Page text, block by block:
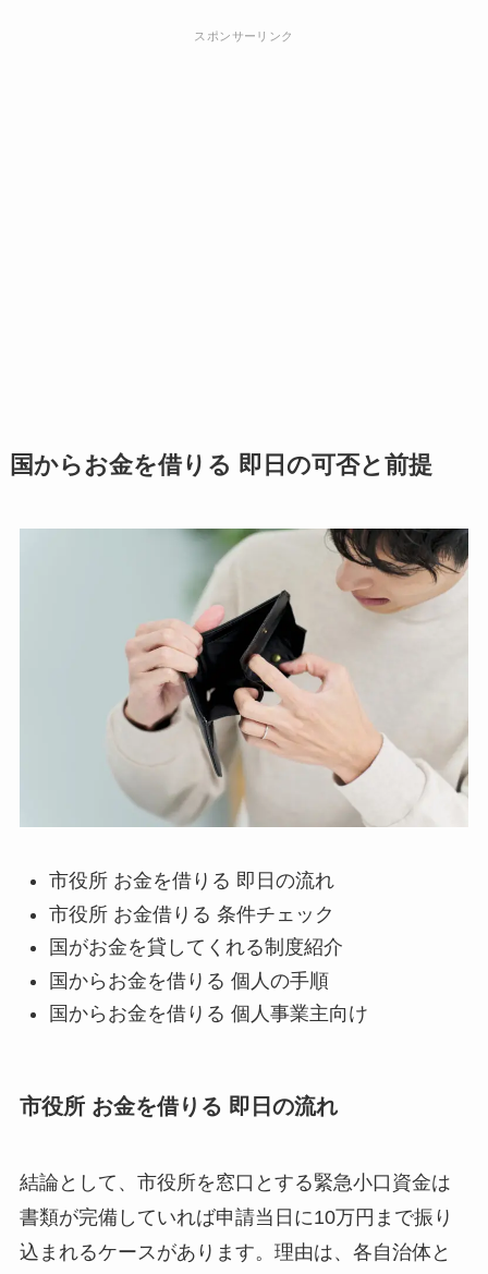
スポンサーリンク
国からお金を借りる 即日の可否と前提
市役所 お金を借りる 即日の流れ
市役所 お金借りる 条件チェック
国がお金を貸してくれる制度紹介
国からお金を借りる 個人の手順
国からお金を借りる 個人事業主向け
市役所 お金を借りる 即日の流れ
結論として、市役所を窓口とする緊急小口資金は
書類が完備していれば申請当日に10万円まで振り
込まれるケースがあります。理由は、各自治体と